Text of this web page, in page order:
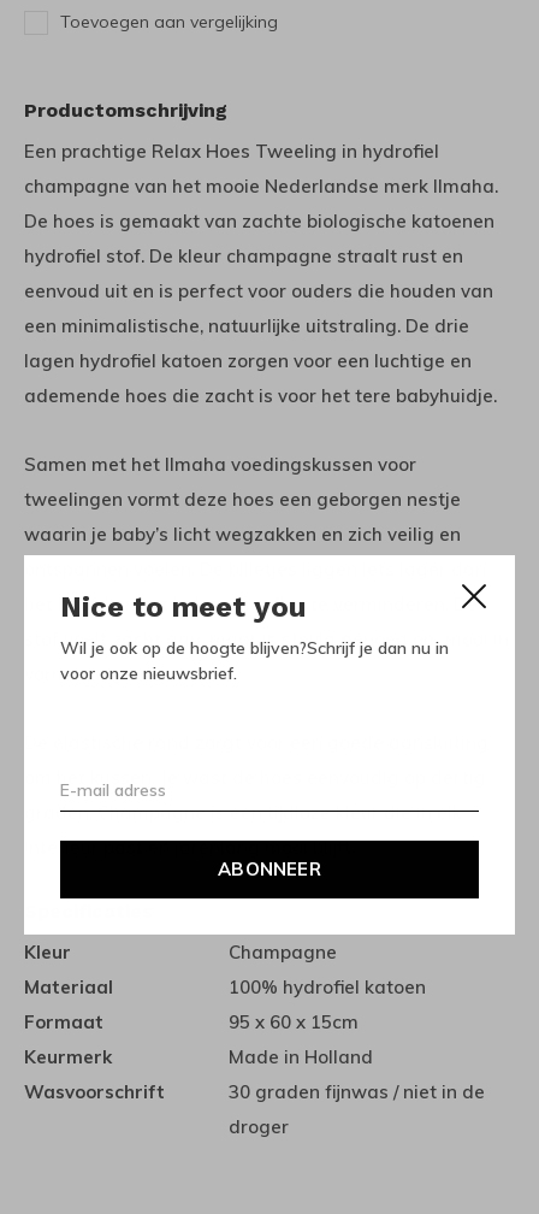
Nice to meet you
Wil je ook op de hoogte blijven?Schrijf je dan nu in
voor onze nieuwsbrief.
ABONNEER
Toevoegen aan vergelijking
Productomschrijving
Een prachtige Relax Hoes Tweeling in hydrofiel
champagne van het mooie Nederlandse merk Ilmaha.
De hoes is gemaakt van zachte biologische katoenen
hydrofiel stof. De kleur champagne straalt rust en
eenvoud uit en is perfect voor ouders die houden van
een minimalistische, natuurlijke uitstraling. De drie
lagen hydrofiel katoen zorgen voor een luchtige en
ademende hoes die zacht is voor het tere babyhuidje.
Samen met het Ilmaha voedingskussen voor
tweelingen vormt deze hoes een geborgen nestje
waarin je baby’s licht wegzakken en zich veilig en
het hoofdje, wat helpt om reflux te verminderen. De
stof voelt zacht aan, maar is stevig genoeg om mooi in
vorm te blijven.
graden. Champagne is een tijdloze kleur die in elk
interieur past en jarenlang mooi blijft.
Kleur
Champagne
Materiaal
100% hydrofiel katoen
Formaat
95 x 60 x 15cm
Keurmerk
Made in Holland
Wasvoorschrift
30 graden fijnwas / niet in de
droger